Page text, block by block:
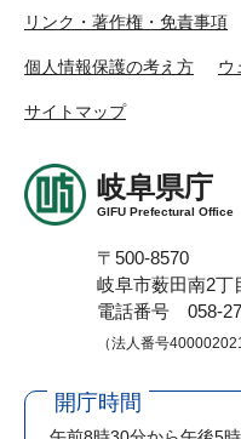
リンク・著作権・免責事項
個人情報保護の考え方 ウ
サイトマップ
岐阜県庁
GIFU Prefectural Office
〒500-8570
岐阜市薮田南2丁
電話番号 058-
（法人番号
開庁時間